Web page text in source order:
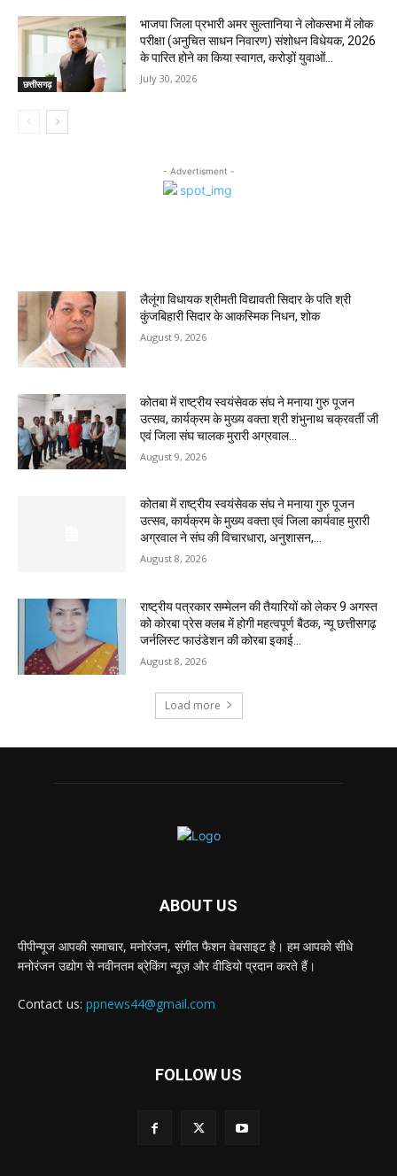
छत्तीसगढ़
भाजपा जिला प्रभारी अमर सुल्तानिया ने लोकसभा में लोक
परीक्षा (अनुचित साधन निवारण) संशोधन विधेयक, 2026
के पारित होने का किया स्वागत, करोड़ों युवाओं...
July 30, 2026
- Advertisment -
लैलूंगा विधायक श्रीमती विद्यावती सिदार के पति श्री
कुंजबिहारी सिदार के आकस्मिक निधन, शोक
August 9, 2026
कोतबा में राष्ट्रीय स्वयंसेवक संघ ने मनाया गुरु पूजन
उत्सव, कार्यक्रम के मुख्य वक्ता श्री शंभुनाथ चक्रवर्ती जी
एवं जिला संघ चालक मुरारी अग्रवाल...
August 9, 2026
कोतबा में राष्ट्रीय स्वयंसेवक संघ ने मनाया गुरु पूजन
उत्सव, कार्यक्रम के मुख्य वक्ता एवं जिला कार्यवाह मुरारी
अग्रवाल ने संघ की विचारधारा, अनुशासन,...
August 8, 2026
राष्ट्रीय पत्रकार सम्मेलन की तैयारियों को लेकर 9 अगस्त
को कोरबा प्रेस क्लब में होगी महत्वपूर्ण बैठक, न्यू छत्तीसगढ़
जर्नलिस्ट फाउंडेशन की कोरबा इकाई...
August 8, 2026
Load more
ABOUT US
पीपीन्यूज आपकी समाचार, मनोरंजन, संगीत फैशन वेबसाइट है। हम आपको सीधे
मनोरंजन उद्योग से नवीनतम ब्रेकिंग न्यूज़ और वीडियो प्रदान करते हैं।
Contact us: ppnews44@gmail.com
FOLLOW US